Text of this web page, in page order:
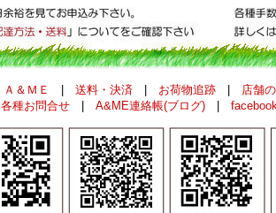
Ａ＆ＭＥ | 送料・決済 | お荷物追跡 |
店舗
各種お問合せ| A&ME連絡帳(ブログ)|